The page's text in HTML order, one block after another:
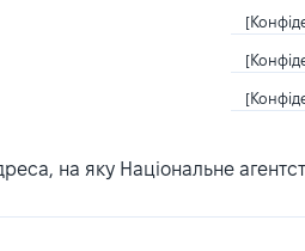
на яку Національне